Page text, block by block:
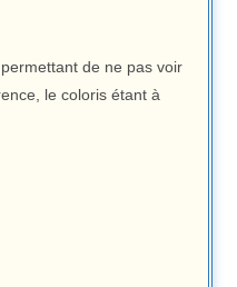
de ne pas voir
le coloris étant à